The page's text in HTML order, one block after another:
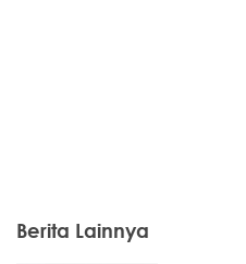
Berita Lainnya